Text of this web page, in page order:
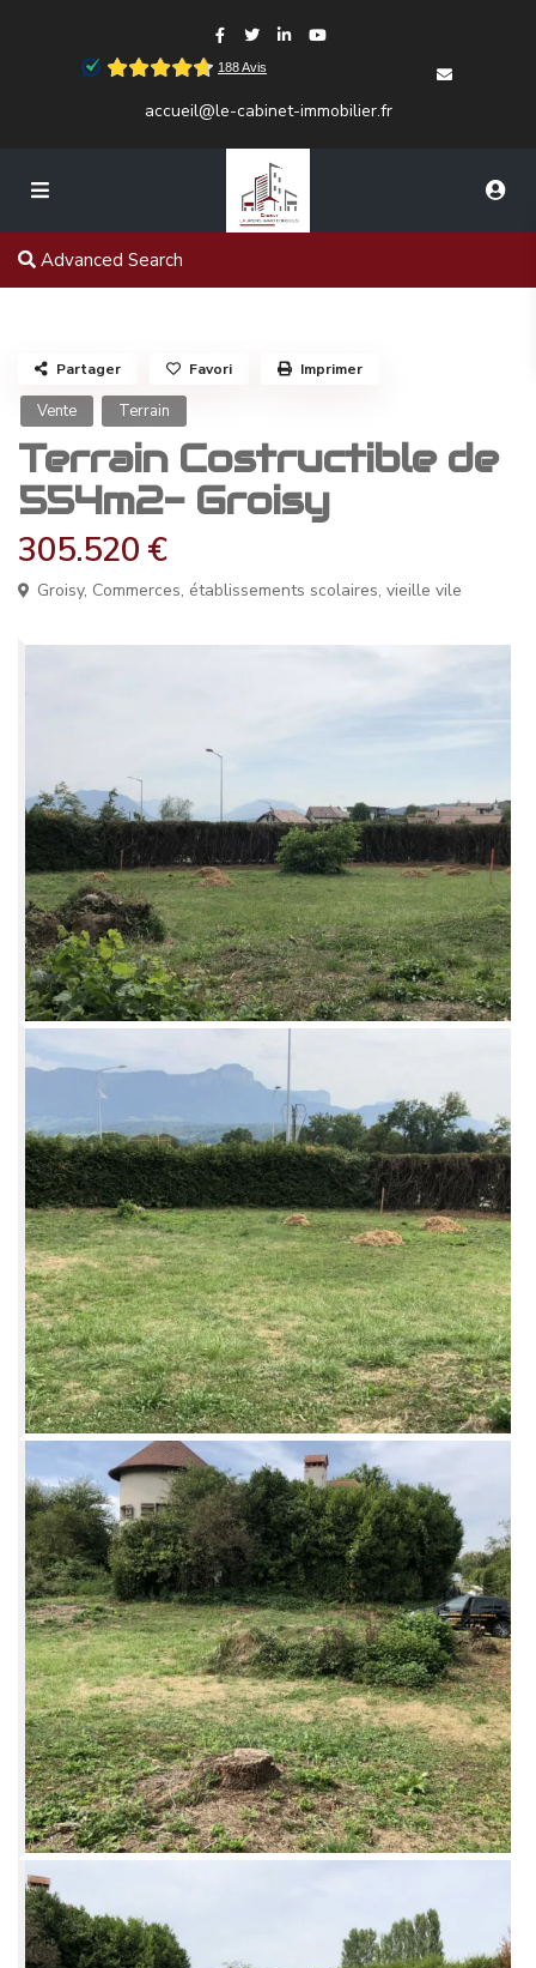
accueil@le-cabinet-immobilier.fr
Advanced Search
Vente Terrain
Terrain Costructible de
554m2- Groisy
305.520 €
Groisy, Commerces, établissements scolaires, vieille vile
Partager Favori Imprimer